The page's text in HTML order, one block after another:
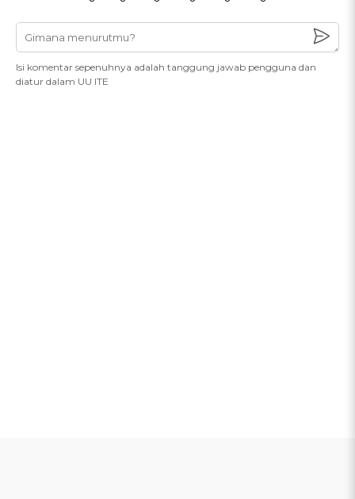
Isi komentar sepenuhnya adalah tanggung jawab pengguna dan
diatur dalam UU ITE